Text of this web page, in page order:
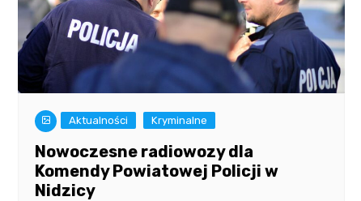
Aktualności Kryminalne
Nowoczesne radiowozy dla
Komendy Powiatowej Policji w
Nidzicy